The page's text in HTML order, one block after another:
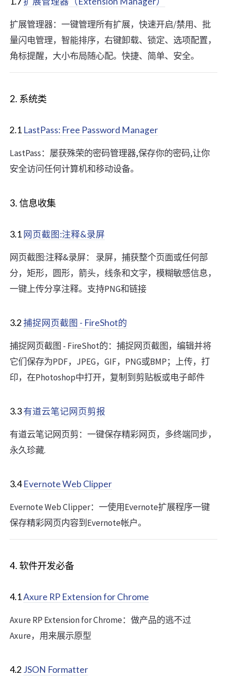
扩展管理器：一键管理所有扩展，快速开启/禁用、批
量闪电管理，智能排序，右键卸载、锁定、选项配置，
角标提醒，大小布局随心配。快捷、简单、安全。
2. 系统类
2.1 LastPass: Free Password Manager
LastPass：屡获殊荣的密码管理器,保存你的密码,让你
安全访问任何计算机和移动设备。
3. 信息收集
3.1网页截图:注释&录屏
网页截图:注释&录屏： 录屏，捕获整个页面或任何部
分，矩形，圆形，箭头，线条和文字，模糊敏感信息，
一键上传分享注释。支持PNG和链接
3.2捕捉网页截图 - FireShot的
捕捉网页截图 - FireShot的：捕捉网页截图，编辑并将
它们保存为PDF，JPEG，GIF，PNG或BMP；上传，打
印，在Photoshop中打开，复制到剪贴板或电子邮件
3.3有道云笔记网页剪报
有道云笔记网页剪：一键保存精彩网页，多终端同步，
永久珍藏.
3.4Evernote Web Clipper
Evernote Web Clipper：一使用Evernote扩展程序一键
保存精彩网页内容到Evernote帐户。
4. 软件开发必备
4.1Axure RP Extension for Chrome
Axure RP Extension for Chrome：做产品的逃不过
Axure，用来展示原型
4.2 JSON Formatter